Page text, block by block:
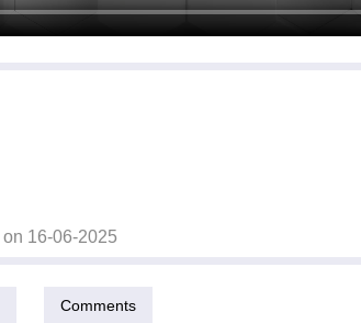
on 16-06-2025
Comments